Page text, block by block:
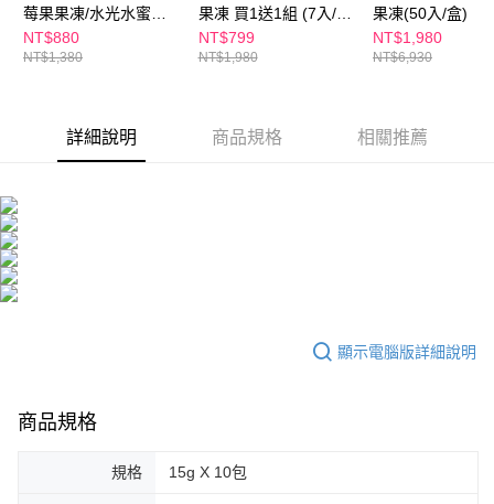
莓果果凍/水光水蜜桃
果凍 多規格賣場組-孫
藝珍代言(10入/盒)
NT$880
NT$1,380
果凍 買1送1組 (7入/
盒)
NT$799
NT$1,980
果凍(50入/盒)
NT$1,980
NT$6,930
詳細說明 商品規格 相關推薦
顯示電腦版詳細說明
商品規格
規格 15g X 10包